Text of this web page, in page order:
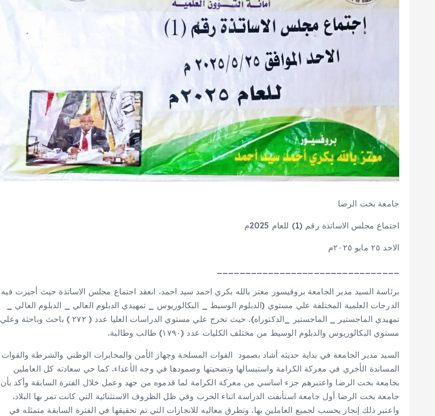
جامعة بخت الرضا
اجتماع مجلس الاساتذة رقم (1) للعام 2025م
الاحد ٢٥ مايو ٢٠٢٥م
برئاسة السيد مدير الجامعة بروفيسور معتز بالله بكري احمد سيد احمد، انعقد اجتماع مجلس الاساتذة حيث أجيزت فيه
الدرجات العلمية المختلفة علي مستوي (الدبلوم الوسيط _ البكالوريوس _ تمهيدي الدبلوم العالي _ الدبلوم العالي _
تمهيدي الماجستير _ الماجستير _الدكتوراه). حيث تخرج علي مستوي الدراسات العليا عدد ( ٢٧٢ ) باحث وباحثة وعلي
مستوي البكالوريوس والدبلوم الوسيط من مختلف الكليات عدد (١٧٩٠) طالب وطالبة.
السيد مدير الجامعة في بداية حديثه أشاد بصمود القوات المسلحة وجهاز الأمن والمخابرات الوطني والشرطة والقوات
المساندة الأخري في معركة الكرامة واستبسالها وتضحيتها وصمودها في وجه الأعداء. كما حي سعادته كل العاملين
بجامعة بخت الرضا واعتبرهم جزء اساسي من معركة الكرامة لما قدموه من جهد وعمل خلال الفترة السابقة وأكد بأن
جامعة بخت الرضا أول جامعة استأنفت الدراسة اثناء الحرب وفي ظل الظروف الاستثنائية التي كانت تمر بها البلاد.
واعتبر ذلك إنجاز يحسب لجميع العاملين بها. وتطرق معاليه للانجازات التي تم تحقيقها في الفترة السابقة متمثله في